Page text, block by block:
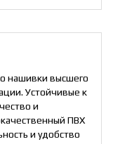
нашивки высшего
Устойчивые к
и
ПВХ
и удобство